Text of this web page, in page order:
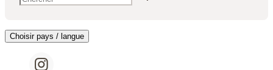
Choisir pays / langue